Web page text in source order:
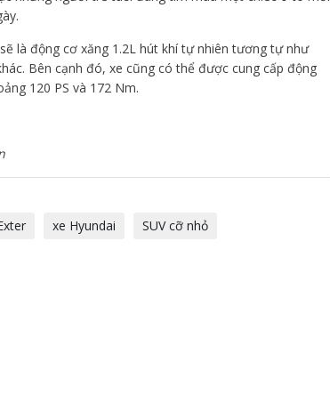
là động cơ xăng 1.2L hút khí tự nhiên tương tự như
Bên cạnh đó, xe cũng có thể được cung cấp động
120 PS và 172 Nm.
xe Hyundai SUV cỡ nhỏ